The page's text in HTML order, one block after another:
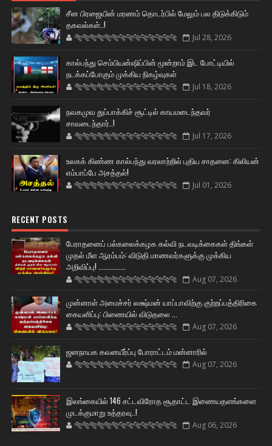
சீன பிரஜையின் மரணம் தொடர்பில் மேலும் பல திடுக்கிடும்
தகவல்கள்..!
🐅🐅🐅🐅🐅🐅🐆🐆🐆🐆🐆🐆🐆🐆 Jul 28, 2026
கால்பந்து செம்பியன்ஷிப்பின் மூன்றாம் இட போட்டியில்
நடக்கப்போகும் முக்கிய நிகழ்வுகள்
🐅🐅🐅🐅🐅🐅🐆🐆🐆🐆🐆🐆🐆🐆 Jul 18, 2026
நவகமுவ துப்பாக்கிச் சூட்டில் காயமடைந்தவர்
சாவடைந்தார்..!
🐅🐅🐅🐅🐅🐅🐆🐆🐆🐆🐆🐆🐆🐆 Jul 17, 2026
உலகக் கிண்ண கால்பந்து வரலாற்றில் புதிய சாதனை: கிலியன்
எம்பாப்பே அசத்தல்!
🐅🐅🐅🐅🐅🐅🐆🐆🐆🐆🐆🐆🐆🐆 Jul 01, 2026
RECENT POSTS
பேராதனைப் பல்கலைக்கழக கல்வி நடவடிக்கைகள் திங்கள்
முதல் மீள ஆரம்பம்: விடுதி மாணவர்களுக்கு முக்கிய
அறிவிப்பு! ...............
🐅🐅🐅🐅🐅🐅🐆🐆🐆🐆🐆🐆🐆🐆 Aug 07, 2026
முன்னாள் அமைச்சர் லக்ஷ்மன் யாப்பாவிற்கு குற்றப்பத்திரிகை
கையளிப்பு: பிணையில் விடுதலை ...
🐅🐅🐅🐅🐅🐅🐆🐆🐆🐆🐆🐆🐆🐆 Aug 07, 2026
ஜனநாயக கவனயீர்ப்பு போராட்டம் மன்னாரில்
🐅🐅🐅🐅🐅🐅🐆🐆🐆🐆🐆🐆🐆🐆 Aug 07, 2026
இலங்கையில் 146 சட்டவிரோத சூதாட்ட இணையதளங்களை
முடக்குமாறு உத்தரவு..!
🐅🐅🐅🐅🐅🐅🐆🐆🐆🐆🐆🐆🐆🐆 Aug 06, 2026